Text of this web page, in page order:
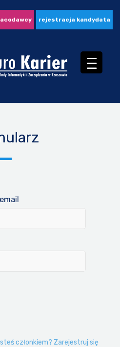
rejestracja kandydata
członkiem? Zarejestruj się